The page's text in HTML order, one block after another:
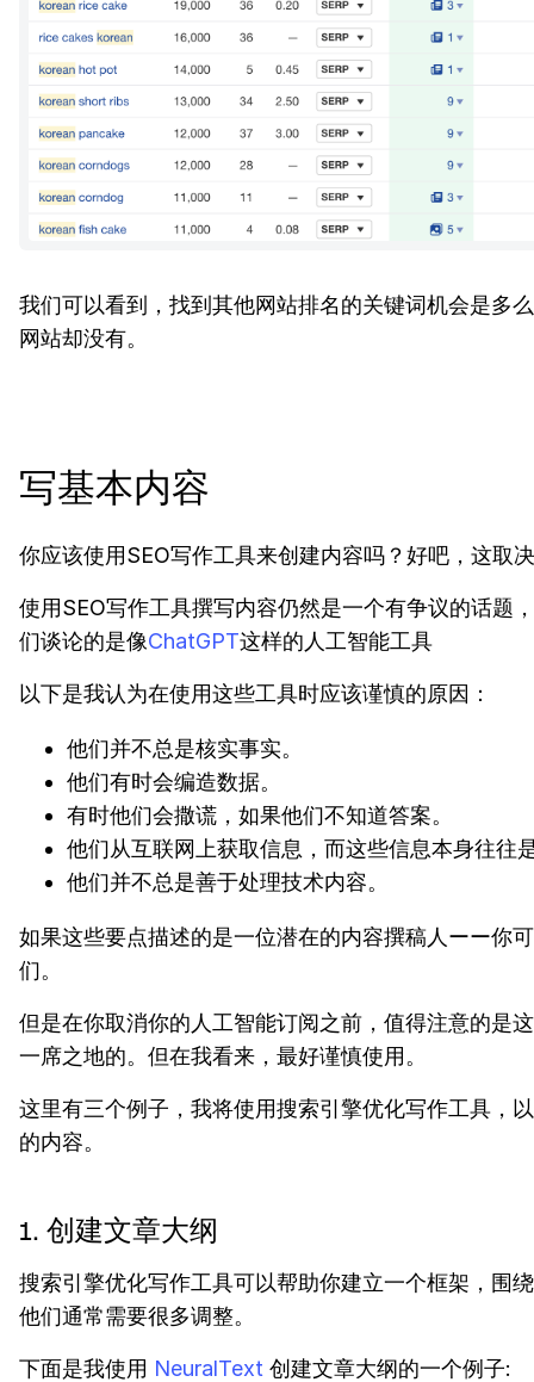
我们可以看到，找到其他网站排名的关键词机会是多
网站却没有。
写基本内容
你应该使用SEO写作工具来创建内容吗？好吧，这取
使用SEO写作工具撰写内容仍然是一个有争议的话题
们谈论的是像ChatGPT这样的人工智能工具
以下是我认为在使用这些工具时应该谨慎的原因：
他们并不总是核实事实。
他们有时会编造数据。
有时他们会撒谎，如果他们不知道答案。
他们从互联网上获取信息，而这些信息本身往往
他们并不总是善于处理技术内容。
如果这些要点描述的是一位潜在的内容撰稿人ーー你
们。
但是在你取消你的人工智能订阅之前，值得注意的是
一席之地的。但在我看来，最好谨慎使用。
这里有三个例子，我将使用搜索引擎优化写作工具，
的内容。
1. 创建文章大纲
搜索引擎优化写作工具可以帮助你建立一个框架，围
他们通常需要很多调整。
下面是我使用 NeuralText 创建文章大纲的一个例子: